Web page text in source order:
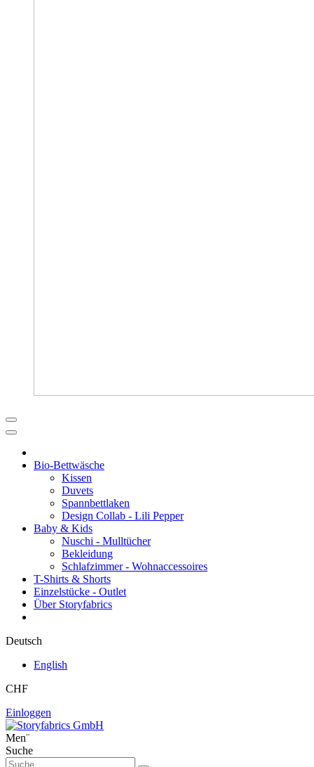
Bio-Bettwäsche
Kissen
Duvets
Spannbettlaken
Design Collab - Lili Pepper
Baby & Kids
Nuschi - Mulltücher
Bekleidung
Schlafzimmer - Wohnaccessoires
T-Shirts & Shorts
Einzelstücke - Outlet
Über Storyfabrics
Deutsch
English
CHF
Einloggen
Men¨
Suche